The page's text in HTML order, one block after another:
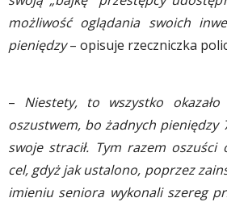
możliwość oglądania swoich
pieniędzy– opisuje rzeczniczka
– Niestety, to wszystko
oszustwem, bo żadnych pieniędzy
swoje stracił. Tym razem oszuści
cel, gdyż jak ustalono, poprzez
imieniu seniora wykonali szereg